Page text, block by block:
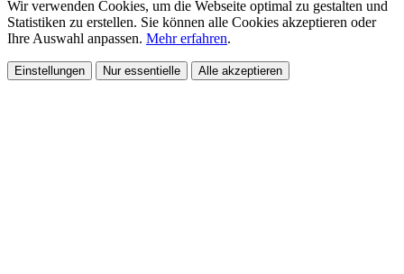
Wir verwenden Cookies, um die Webseite optimal zu gestalten und
Statistiken zu erstellen. Sie können alle Cookies akzeptieren oder
Ihre Auswahl anpassen. Mehr erfahren.
Einstellungen Nur essentielle Alle akzeptieren